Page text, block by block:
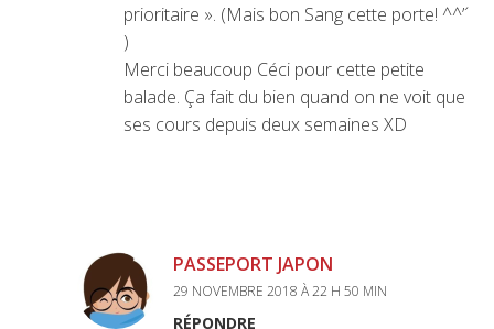
prioritaire ». (Mais bon Sang cette porte! ^^’´
)
Merci beaucoup Céci pour cette petite
balade. Ça fait du bien quand on ne voit que
ses cours depuis deux semaines XD
PASSEPORT JAPON
29 NOVEMBRE 2018 À 22 H 50 MIN
RÉPONDRE